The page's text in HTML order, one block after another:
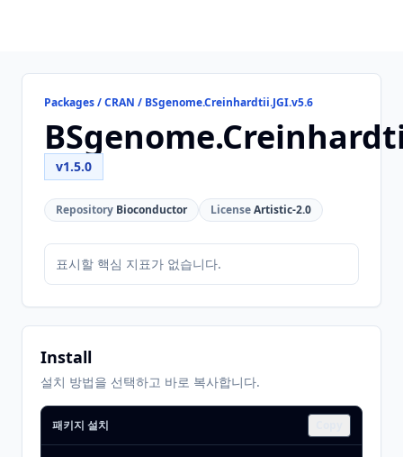
Packages / CRAN / BSgenome.Creinhardtii.JGI.v5.6
v1.5.0
Repository Bioconductor LicenseArtistic-2.0
표시할 핵심 지표가 없습니다.
Install
설치 방법을 선택하고 바로 복사합니다.
패키지 설치